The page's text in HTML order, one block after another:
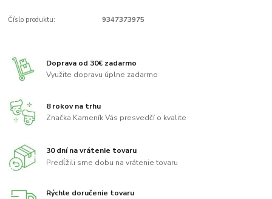
Číslo produktu: 9347373975
Doprava od 30€ zadarmo
Využite dopravu úplne zadarmo
8 rokov na trhu
Značka Kameník Vás presvedčí o kvalite
30 dní na vrátenie tovaru
Predĺžili sme dobu na vrátenie tovaru
Rýchle doručenie tovaru